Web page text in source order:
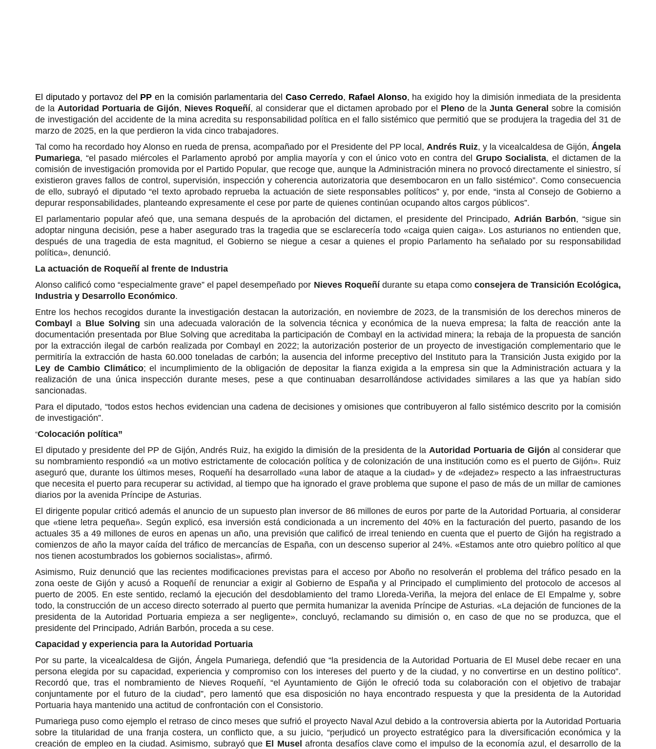
El diputado y portavoz del PP en la comisión parlamentaria del Caso Cerredo, Rafael Alonso, ha exigido hoy la dimisión inmediata de la presidenta
de la Autoridad Portuaria de Gijón, Nieves Roqueñí, al considerar que el dictamen aprobado por el Plenode laJunta General sobre la comisión
de investigación del accidente de la mina acredita su responsabilidad política en el fallo sistémico que permitió que se produjera la tragedia del 31 de
marzo de 2025, en la que perdieron la vida cinco trabajadores.
Tal como ha recordado hoy Alonso en rueda de prensa, acompañado por el Presidente del PP local, Andrés Ruiz, y la vicealcaldesa de Gijón, Ángela
Pumariega, “el pasado miércoles el Parlamento aprobó por amplia mayoría y con el único voto en contra del Grupo Socialista, el dictamen de la
comisión de investigación promovida por el Partido Popular, que recoge que, aunque la Administración minera no provocó directamente el siniestro, sí
existieron graves fallos de control, supervisión, inspección y coherencia autorizatoria que desembocaron en un fallo sistémico”. Como consecuencia
de ello, subrayó el diputado “el texto aprobado reprueba la actuación de siete responsables políticos” y, por ende, “insta al Consejo de Gobierno a
depurar responsabilidades, planteando expresamente el cese por parte de quienes continúan ocupando altos cargos públicos”.
El parlamentario popular afeó que, una semana después de la aprobación del dictamen, el presidente del Principado, Adrián Barbón, “sigue sin
adoptar ninguna decisión, pese a haber asegurado tras la tragedia que se esclarecería todo «caiga quien caiga». Los asturianos no entienden que,
después de una tragedia de esta magnitud, el Gobierno se niegue a cesar a quienes el propio Parlamento ha señalado por su responsabilidad
política», denunció.
La actuación de Roqueñí al frente de Industria
Alonso calificó como “especialmente grave” el papel desempeñado por Nieves Roqueñídurante su etapa como consejera de Transición Ecológica,
Industria y Desarrollo Económico.
Entre los hechos recogidos durante la investigación destacan la autorización, en noviembre de 2023, de la transmisión de los derechos mineros de
Combayl
a Blue Solving sin una adecuada valoración de la solvencia técnica y económica de la nueva empresa; la falta de reacción ante la
documentación presentada por Blue Solving que acreditaba la participación de Combayl en la actividad minera; la rebaja de la propuesta de sanción
por la extracción ilegal de carbón realizada por Combayl en 2022; la autorización posterior de un proyecto de investigación complementario que le
permitiría la extracción de hasta 60.000 toneladas de carbón; la ausencia del informe preceptivo del Instituto para la Transición Justa exigido por la
Ley de Cambio Climático; el incumplimiento de la obligación de depositar la fianza exigida a la empresa sin que la Administración actuara y la
realización de una única inspección durante meses, pese a que continuaban desarrollándose actividades similares a las que ya habían sido
sancionadas.
Para el diputado, “todos estos hechos evidencian una cadena de decisiones y omisiones que contribuyeron al fallo sistémico descrito por la comisión
de investigación”.
“Colocación política”
El diputado y presidente del PP de Gijón, Andrés Ruiz, ha exigido la dimisión de la presidenta de la Autoridad Portuaria de Gijón al considerar que
su nombramiento respondió «a un motivo estrictamente de colocación política y de colonización de una institución como es el puerto de Gijón». Ruiz
aseguró que, durante los últimos meses, Roqueñí ha desarrollado «una labor de ataque a la ciudad» y de «dejadez» respecto a las infraestructuras
que necesita el puerto para recuperar su actividad, al tiempo que ha ignorado el grave problema que supone el paso de más de un millar de camiones
diarios por la avenida Príncipe de Asturias.
El dirigente popular criticó además el anuncio de un supuesto plan inversor de 86 millones de euros por parte de la Autoridad Portuaria, al considerar
que «tiene letra pequeña». Según explicó, esa inversión está condicionada a un incremento del 40% en la facturación del puerto, pasando de los
actuales 35 a 49 millones de euros en apenas un año, una previsión que calificó de irreal teniendo en cuenta que el puerto de Gijón ha registrado a
comienzos de año la mayor caída del tráfico de mercancías de España, con un descenso superior al 24%. «Estamos ante otro quiebro político al que
nos tienen acostumbrados los gobiernos socialistas», afirmó.
Asimismo, Ruiz denunció que las recientes modificaciones previstas para el acceso por Aboño no resolverán el problema del tráfico pesado en la
zona oeste de Gijón y acusó a Roqueñí de renunciar a exigir al Gobierno de España y al Principado el cumplimiento del protocolo de accesos al
puerto de 2005. En este sentido, reclamó la ejecución del desdoblamiento del tramo Lloreda-Veriña, la mejora del enlace de El Empalme y, sobre
todo, la construcción de un acceso directo soterrado al puerto que permita humanizar la avenida Príncipe de Asturias. «La dejación de funciones de la
presidenta de la Autoridad Portuaria empieza a ser negligente», concluyó, reclamando su dimisión o, en caso de que no se produzca, que el
presidente del Principado, Adrián Barbón, proceda a su cese.
Capacidad y experiencia para la Autoridad Portuaria
Por su parte, la vicealcaldesa de Gijón, Ángela Pumariega, defendió que “la presidencia de la Autoridad Portuaria de El Musel debe recaer en una
persona elegida por su capacidad, experiencia y compromiso con los intereses del puerto y de la ciudad, y no convertirse en un destino político”.
Recordó que, tras el nombramiento de Nieves Roqueñí, “el Ayuntamiento de Gijón le ofreció toda su colaboración con el objetivo de trabajar
conjuntamente por el futuro de la ciudad”, pero lamentó que esa disposición no haya encontrado respuesta y que la presidenta de la Autoridad
Portuaria haya mantenido una actitud de confrontación con el Consistorio.
Pumariega puso como ejemplo el retraso de cinco meses que sufrió el proyecto Naval Azul debido a la controversia abierta por la Autoridad Portuaria
sobre la titularidad de una franja costera, un conflicto que, a su juicio, “perjudicó un proyecto estratégico para la diversificación económica y la
creación de empleo en la ciudad. Asimismo, subrayó que El Musel afronta desafíos clave como el impulso de la economía azul, el desarrollo de la